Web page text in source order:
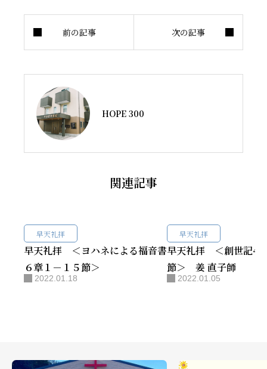
HOPE 300
関連記事
早天礼拝
早天礼拝 ＜ヨハネによる福音書
６章１－１５節＞
2022.01.18
早天礼拝
早天礼拝 ＜創世記41
節＞ 姜 直子師
2022.01.05